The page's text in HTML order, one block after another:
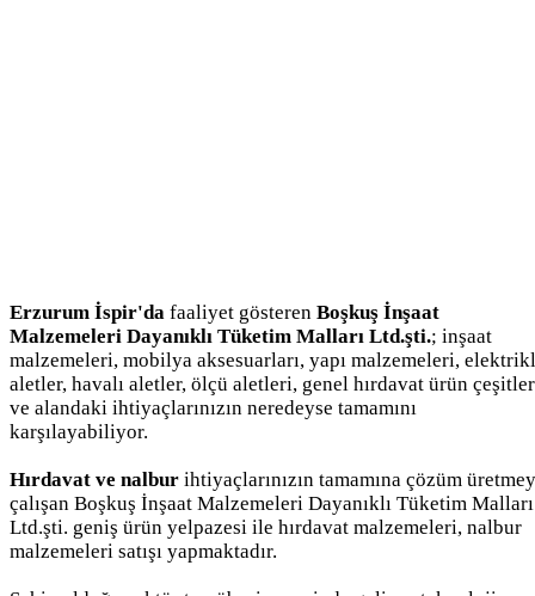
Erzurum İspir'da faaliyet gösteren Boşkuş İnşaat
Malzemeleri Dayanıklı Tüketim Malları Ltd.şti.; inşaat
malzemeleri, mobilya aksesuarları, yapı malzemeleri,
aletler, havalı aletler, ölçü aletleri, genel hırdavat ürün
ve alandaki ihtiyaçlarınızın neredeyse tamamını
karşılayabiliyor.
Hırdavat ve nalbur ihtiyaçlarınızın tamamına çözüm
çalışan Boşkuş İnşaat Malzemeleri Dayanıklı Tüketim Malları
Ltd.şti. geniş ürün yelpazesi ile hırdavat malzemeleri, nalbur
malzemeleri satışı yapmaktadır.